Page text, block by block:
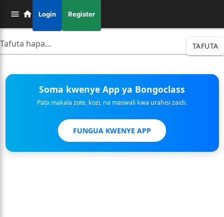
Login Register
TAFUTA
Soma kwenye App ya Bongoclass
Pata makala zote, kozi, na maswali kwa urahisi zaidi.
FUNGUA KWENYE APP